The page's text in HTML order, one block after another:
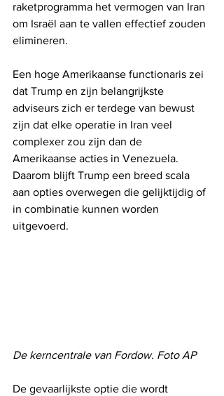
raketprogramma het vermogen van Iran
om Israël aan te vallen effectief zouden
elimineren.
Een hoge Amerikaanse functionaris zei
dat Trump en zijn belangrijkste
adviseurs zich er terdege van bewust
zijn dat elke operatie in Iran veel
complexer zou zijn dan de
Amerikaanse acties in Venezuela.
Daarom blijft Trump een breed scala
aan opties overwegen die gelijktijdig of
in combinatie kunnen worden
uitgevoerd.
De kerncentrale van Fordow. Foto AP
De gevaarlijkste optie die wordt